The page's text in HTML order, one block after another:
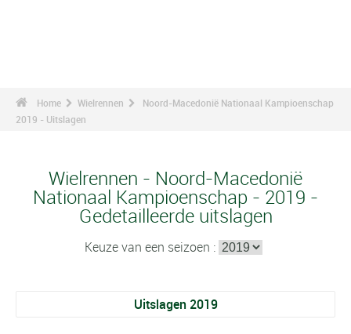
Home Wielrennen
Noord-Macedonië Nationaal Kampioenschap
2019 - Uitslagen
Wielrennen - Noord-Macedonië
Nationaal Kampioenschap - 2019 -
Gedetailleerde uitslagen
Keuze van een seizoen :
Uitslagen 2019